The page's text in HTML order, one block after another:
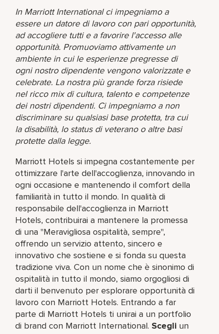
In Marriott International ci impegniamo a
essere un datore di lavoro con pari opportunità,
ad accogliere tutti e a favorire l'accesso alle
opportunità. Promuoviamo attivamente un
ambiente in cui le esperienze pregresse di
ogni nostro dipendente vengono valorizzate e
celebrate. La nostra più grande forza risiede
nel ricco mix di cultura, talento e competenze
dei nostri dipendenti. Ci impegniamo a non
discriminare su qualsiasi base protetta, tra cui
la disabilità, lo status di veterano o altre basi
protette dalla legge.
Marriott Hotels si impegna costantemente per
ottimizzare l'arte dell'accoglienza, innovando in
ogni occasione e mantenendo il comfort della
familiarità in tutto il mondo. In qualità di
responsabile dell'accoglienza in Marriott
Hotels, contribuirai a mantenere la promessa
di una "Meravigliosa ospitalità, sempre",
offrendo un servizio attento, sincero e
innovativo che sostiene e si fonda su questa
tradizione viva. Con un nome che è sinonimo di
ospitalità in tutto il mondo, siamo orgogliosi di
darti il benvenuto per esplorare opportunità di
lavoro con Marriott Hotels. Entrando a far
parte di Marriott Hotels ti unirai a un portfolio
di brand con Marriott International.Scegli un